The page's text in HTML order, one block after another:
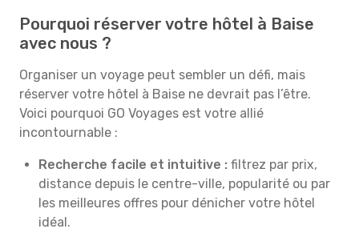
Pourquoi réserver votre hôtel à Baise
avec nous ?
Organiser un voyage peut sembler un défi, mais
réserver votre hôtel à Baise ne devrait pas l’être.
Voici pourquoi GO Voyages est votre allié
incontournable :
Recherche facile et intuitive : filtrez par prix,
distance depuis le centre-ville, popularité ou par
les meilleures offres pour dénicher votre hôtel
idéal.